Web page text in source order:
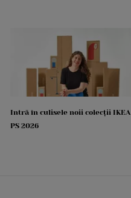
Intră în culisele noii colecții IKEA
PS 2026